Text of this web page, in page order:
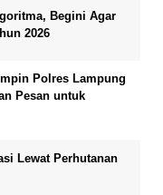
Begini Agar
2026
Polres Lampung
Pesan untuk
Lewat Perhutanan